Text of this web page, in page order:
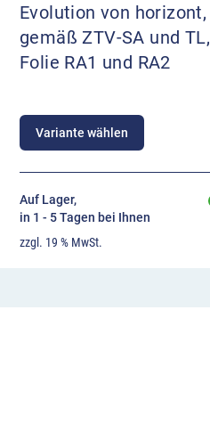
Evolution von horizont,
gemäß ZTV-SA und TL,
Folie RA1 und RA2
Variante wählen
Auf Lager,
in 1 - 5 Tagen bei Ihnen
zzgl. 19 % MwSt.